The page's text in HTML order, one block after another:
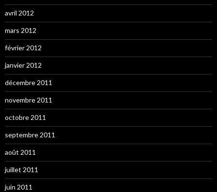
avril 2012
mars 2012
février 2012
janvier 2012
décembre 2011
novembre 2011
octobre 2011
septembre 2011
août 2011
juillet 2011
juin 2011